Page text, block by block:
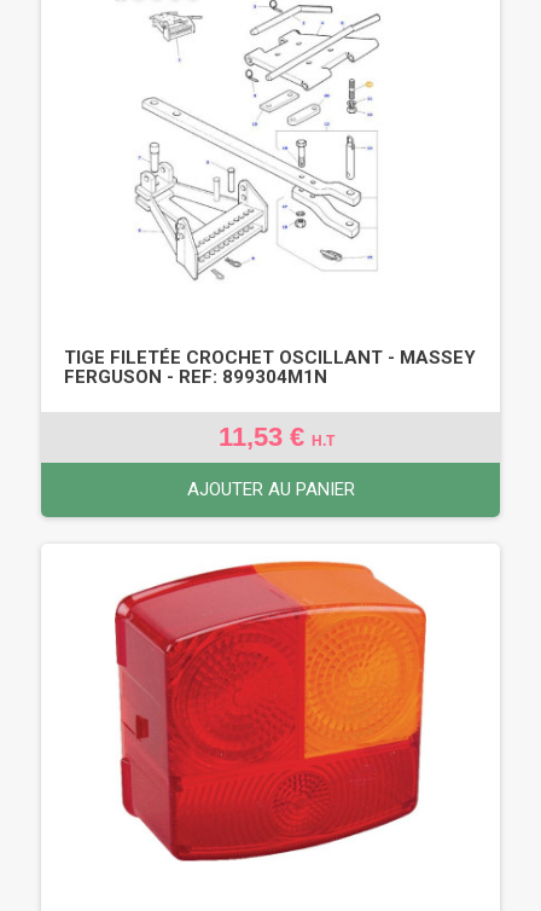
TIGE FILETÉE CROCHET OSCILLANT - MASSEY
FERGUSON - REF: 899304M1N
11,53 € H.T
AJOUTER AU PANIER